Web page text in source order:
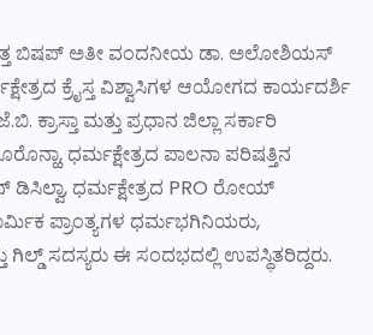
ಬಿಷಪ್ ಅತೀ ವಂದನೀಯ ಡಾ. ಅಲೋಶಿಯಸ್
ಕ್ರೈಸ್ತ ವಿಶ್ವಾಸಿಗಳ ಆಯೋಗದ ಕಾರ್ಯದರ್ಶಿ
ಮತ್ತು ಪ್ರಧಾನ ಜಿಲ್ಲಾ ಸರ್ಕಾರಿ
ಧರ್ಮಕ್ಷೇತ್ರದ ಪಾಲನಾ ಪರಿಷತ್ತಿನ
ಡಿಸಿಲ್ವಾ, ಧರ್ಮಕ್ಷೇತ್ರದ PRO ರೋಯ್
ಪ್ರಾಂತ್ಯಗಳ ಧರ್ಮಭಗಿನಿಯರು,
ಗಿಲ್ಡ್ ಸದಸ್ಯರು ಈ ಸಂದಭದಲ್ಲಿ ಉಪಸ್ಥಿತರಿದ್ದರು.